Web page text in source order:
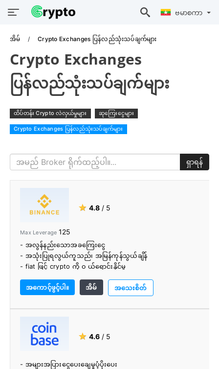
ဗမာစကာ
အိမ် Crypto Exchanges ပြန်လည်သုံးသပ်ချက်များ
Crypto Exchanges
ပြန်လည်သုံးသပ်ချက်များ
ထိပ်တန်း Crypto လဲလှယ်မှုများ ဆုကြေးငွေများ
Crypto Exchanges ပြန်လည်သုံးသပ်ချက်များ
ရှာရန်
★ 4.8 / 5
Max Leverage 125
- အလွန်နည်းသောအခကြေးငွေ
- အသုံးပြုရလွယ်ကူသည်၊ အမြန်ကုန်သွယ်ချိန်
- fiat ဖြင့် crypto ကို ၀ ယ်ရောင်းနိုင်မှု
- ငွေဖြစ်လွယ်ခြင်း။
- အဆန်းသစ်ဆုံးသော ဖလှယ်မှုများထဲမှ တစ်ခု
အကောင့်ဖွင့်ပါ။ အိမ် အသေးစိတ်
★ 4.6 / 5
- အများအပြားငွေပေးချေမှုပံ့ပိုးပေး